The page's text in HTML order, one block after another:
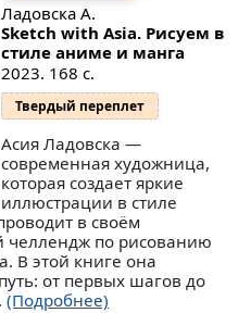
Ладовска А.
Sketch with Asia. Рисуем в
стиле аниме и манга
2023. 168 с.
Твердый переплет
Асия Ладовска —
современная художница,
которая создает яркие
иллюстрации в стиле
в своём
по рисованию
В этой книге она
от первых шагов до
(Подробнее)